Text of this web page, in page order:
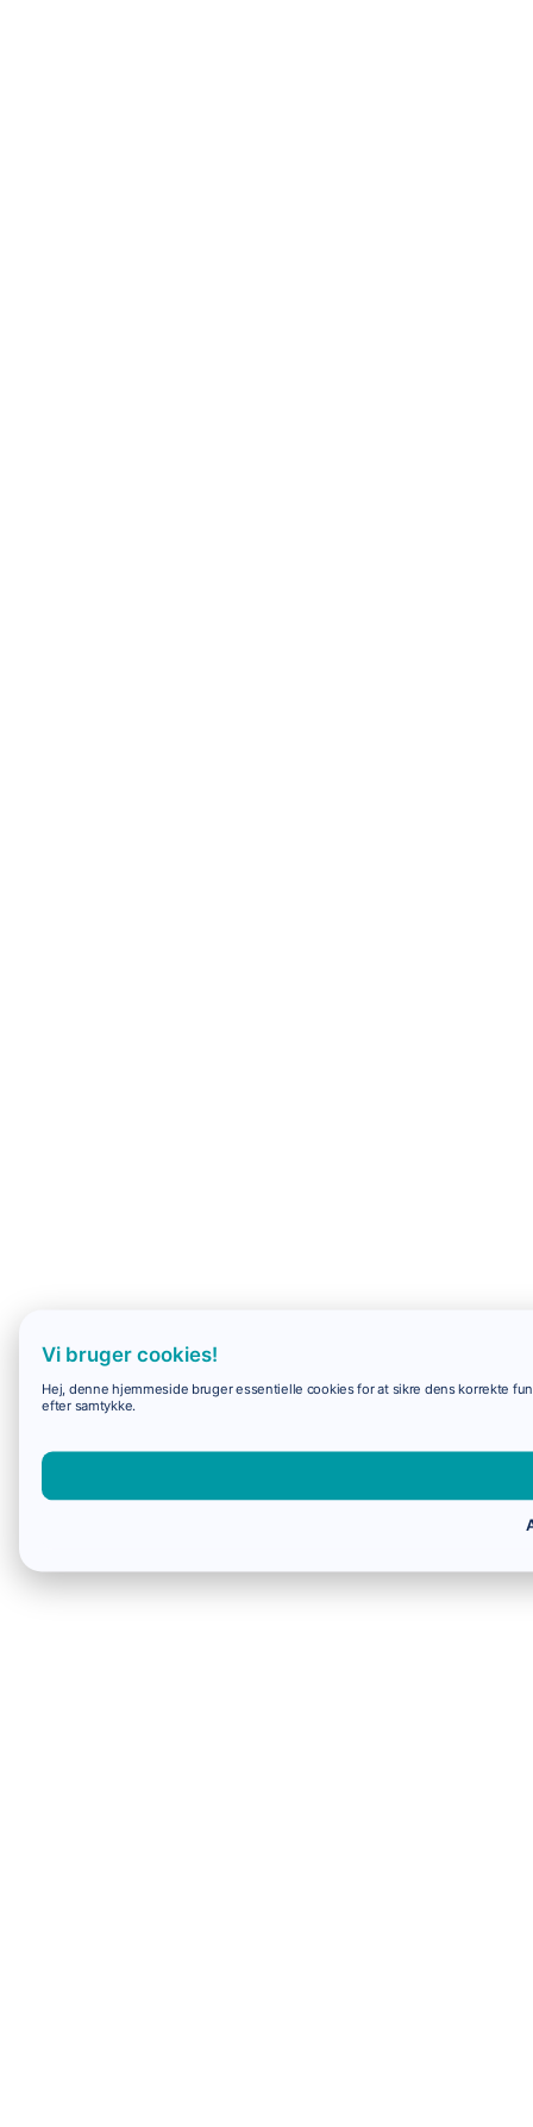
Vi bruger cookies!
Hej, denne hjemmeside bruger essentielle cookies for at sikre dens korrekte
efter samtykke.